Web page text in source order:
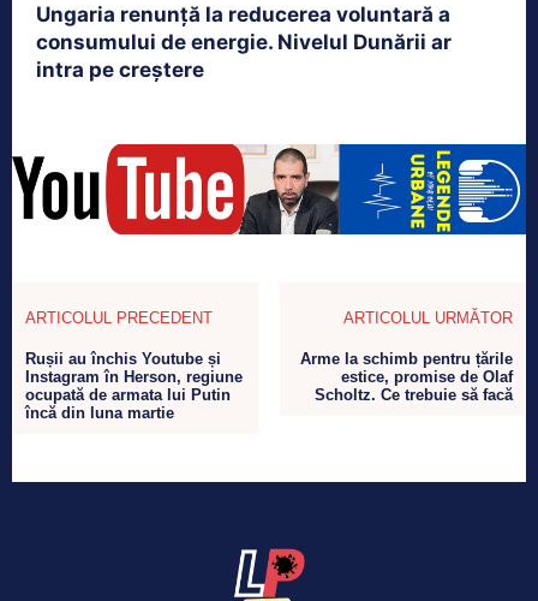
Ungaria renunță la reducerea voluntară a
consumului de energie. Nivelul Dunării ar
intra pe creștere
ARTICOLUL PRECEDENT
Rușii au închis Youtube și
Instagram în Herson, regiune
ocupată de armata lui Putin
încă din luna martie
ARTICOLUL URMĂTOR
Arme la schimb pentru țările
estice, promise de Olaf
Scholtz. Ce trebuie să facă